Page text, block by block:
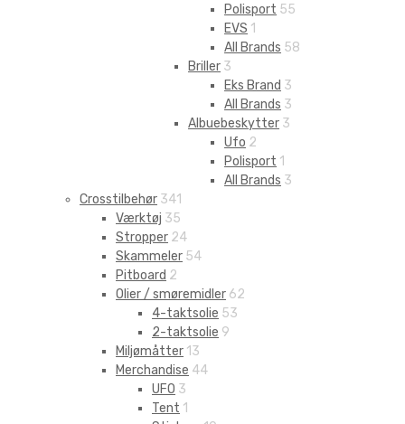
Polisport 55
EVS 1
All Brands 58
Briller 3
Eks Brand 3
All Brands 3
Albuebeskytter 3
Ufo 2
Polisport 1
All Brands 3
Crosstilbehør 341
Værktøj 35
Stropper 24
Skammeler 54
Pitboard 2
Olier / smøremidler 62
4-taktsolie 53
2-taktsolie 9
Miljømåtter 13
Merchandise 44
UFO 3
Tent 1